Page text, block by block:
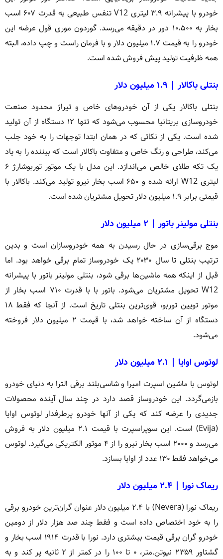
خودرو با پیشرانه ۳.۹ لیتری V12 تنفس طبیعی به قدرت ۶۰۷ اسب
بخار به ۱۰،۵۰۰ دور در دقیقه می‌رسد. گوردون موری قول عرضه این
خودرو را به قیمت ۱.۷ میلیون دلار و با فرمان راست و چپ داده، البته
همه ظرفیت تولید پیش فروش شده است.
بنتلی باکالار | ۱.۹ میلیون دلار
بنتلی باکالار یکی از آن خودروهای خاص و تیراژ محدود صنعت
خودروسازی بریتانیا محسوب می‌شود که تنها ۱۲ دستگاه از آن تولید
شده است. یکی از نکاتی که در همان ابتدا توجهات را به خود جلب
می‌کند، طراحی و رنگ خاص و متفاوت باکالار است که بیننده را به یاد
یک تکه طلای خالص می‌اندازد. این مدل با یک موتور توربوشارژ ۶
لیتری W12 ارائه شده و ۶۵۰ اسب بخار نیرو تولید می‌کند. باکالار با
قیمتی برابر ۱.۹ میلیون دلار تحویل مشتریان شده است.
بنتلی مولینر باتور | ۲ میلیون دلار
موج برقی‌سازی در حال رسیدن به همه خودروسازان است و بدین
ترتیب بنتلی تا سال ۲۰۳۰ یک خودروساز تمام برقی خواهد بود. اما
قبل از اینکه همه ماشین‌ها برقی شود، بنتلی مولینر باتور با پیشرانه
W12 تحویل مشتریان می‌شود. باتور با با قدرت ۷۱۰ اسب بخار از
موتور تویین توربو، قوی‌ترین بنتلی تاریخ است. از آنجا که فقط ۱۸
دستگاه از آن ساخته خواهد شد، با قیمت ۲ میلیون دلار فروخته
می‌شود.
لوتوس اوایا | ۲.۱ میلیون دلار
لوتوس با ماشین اسپرت امیرا و شاسی‌بلند برقی الترا به دنیای خودرو
بازمی‌گردد. این خودروساز قصد دارد در چند سال آینده محصولات
جدیدی را عرضه کند که یکی از آنها خودرو پرطرفدار لوتوس اوایا
(Evija) است. این سوپراسپرت با قیمت ۲.۱ میلیون دلار به فروش
می‌رسد و ۲۰۰۰ اسب بخار نیرو را از ۴ موتور الکتریکی می‌گیرد. لوتوس
می‌خواهد فقط ۱۳۰ عدد از اوایا بسازد.
ریماک نورا | ۲.۴ میلیون دلار
ریماک نورا (Nevera) با ۲.۴ میلیون دلار عنوان گران‌ترین خودرو برقی
را به خود اختصاص داده است و فقط چند صد هزار دلار از دومین
خودرو گران برقی قیمت بیشتری دارد. نورا با قدرت ۱۹۱۴ اسب بخار و
گشتاور ۲۳۵۹ نیوتن.متر، ۰ تا ۱۰۰ را در کمتر از ۲ ثانیه پر کند و به